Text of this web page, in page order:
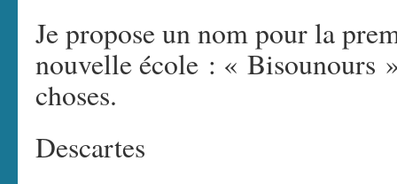
Je propose un nom pour la
nouvelle école : « Bisounours
choses.
Descartes